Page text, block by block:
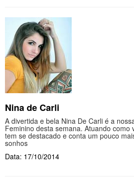
Nina de Carli
A divertida e bela Nina De Carli é a
Feminino desta semana. Atuando como
tem se destacado e conta um pouco
sonhos
Data: 17/10/2014